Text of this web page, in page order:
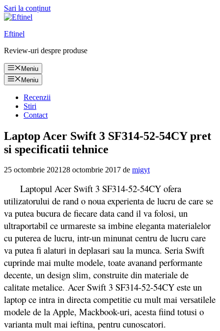
Sari la conținut
Eftinel
Review-uri despre produse
Meniu
Meniu
Recenzii
Stiri
Contact
Laptop Acer Swift 3 SF314-52-54CY pret
si specificatii tehnice
25 octombrie 202128 octombrie 2017 de migyt
Laptopul Acer Swift 3 SF314-52-54CY ofera
utilizatorului de rand o noua experienta de lucru de care se
va putea bucura de fiecare data cand il va folosi, un
ultraportabil ce urmareste sa imbine eleganta materialelor
cu puterea de lucru, intr-un minunat centru de lucru care
va putea fi alaturi in deplasari sau la munca. Seria Swift
cuprinde mai multe modele, toate avanand performante
decente, un design slim, construite din materiale de
calitate metalice. Acer Swift 3 SF314-52-54CY este un
laptop ce intra in directa competitie cu mult mai versatilele
modele de la Apple, Mackbook-uri, acesta fiind totusi o
varianta mult mai ieftina, pentru cunoscatori.